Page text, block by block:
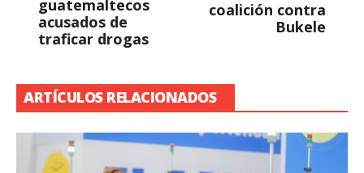
guatemaltecos
acusados de
traficar drogas
coalición contra
Bukele
ARTÍCULOS RELACIONADOS